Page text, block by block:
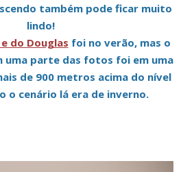
também pode ficar muito
lindo!
do Douglas foi no verão, mas o
uma parte das fotos foi em uma
de 900 metros acima do nível
o cenário lá era de inverno.